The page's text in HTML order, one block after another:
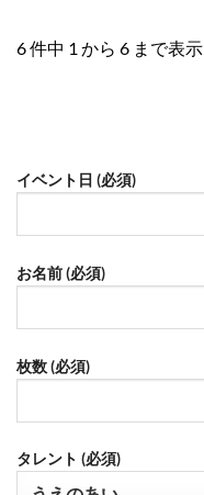
6 件中 1 から 6 まで表示
イベント日 (必須)
お名前 (必須)
枚数 (必須)
タレント (必須)